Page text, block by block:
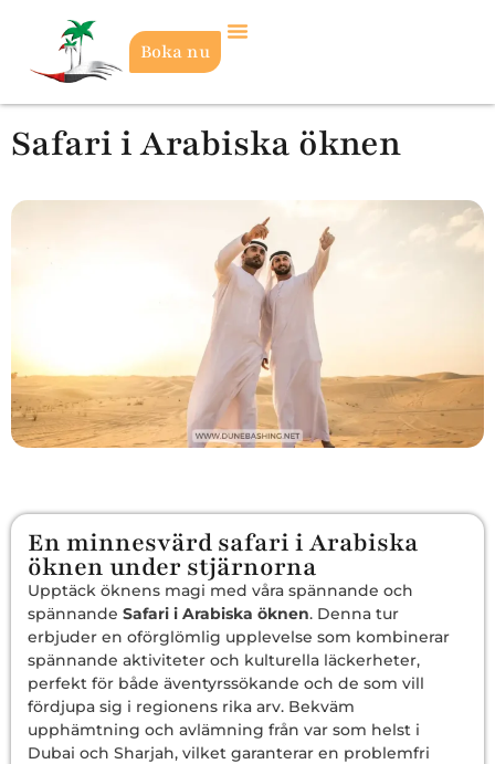
Boka nu
Safari i Arabiska öknen
En minnesvärd safari i Arabiska
öknen under stjärnorna
Upptäck öknens magi med våra spännande och
spännande Safari i Arabiska öknen. Denna tur
erbjuder en oförglömlig upplevelse som kombinerar
spännande aktiviteter och kulturella läckerheter,
perfekt för både äventyrssökande och de som vill
fördjupa sig i regionens rika arv. Bekväm
upphämtning och avlämning från var som helst i
Dubai och Sharjah, vilket garanterar en problemfri